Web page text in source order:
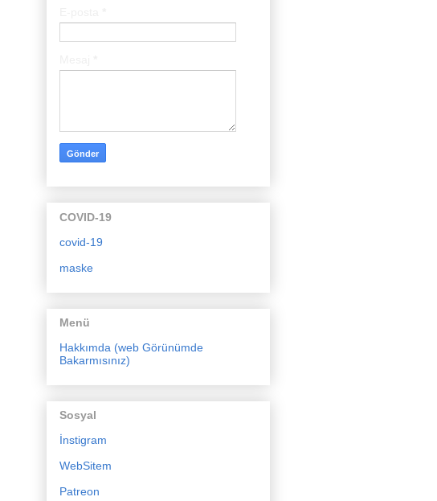
COVID-19
covid-19
maske
Menü
Hakkımda (web Görünümde
Bakarmısınız)
Sosyal
İnstigram
WebSitem
Patreon